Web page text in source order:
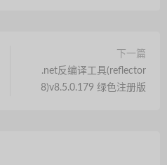
下一篇
.net反编译工具(reflector
8)v8.5.0.179 绿色注册版